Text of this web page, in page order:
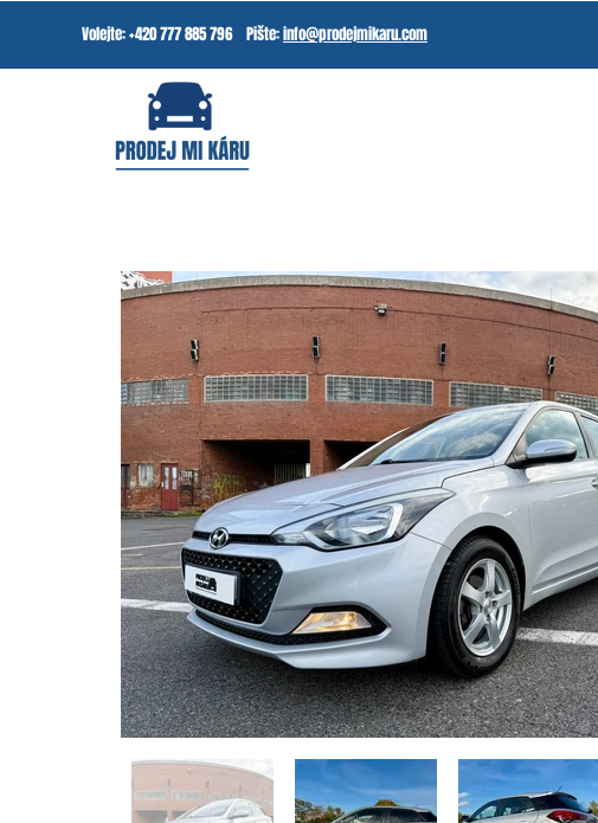
Volejte: +420 777 885 796 Pište:info@prodejmikaru.com